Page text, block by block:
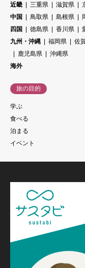
近畿
三重県 滋賀県
中国
鳥取県 島根県
四国
徳島県 香川県
九州・沖縄
福岡県 佐
鹿児島県
沖縄県
海外
旅の目的
学ぶ
食べる
泊まる
イベント